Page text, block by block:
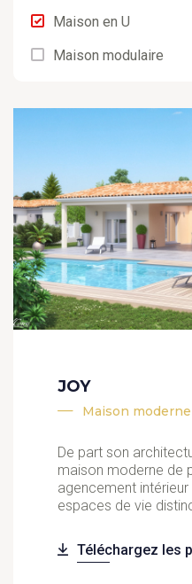
Maison en U
Maison modulaire
JOY
Maison moderne
De part son
maison moderne de
agencement
espaces de vie
Téléchargez les